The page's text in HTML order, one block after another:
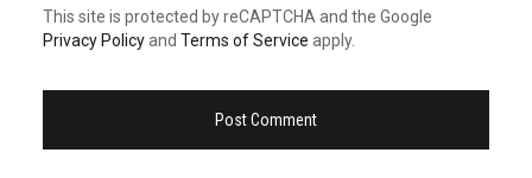
This site is protected by reCAPTCHA and the Google
Privacy Policyand Terms of Service apply.